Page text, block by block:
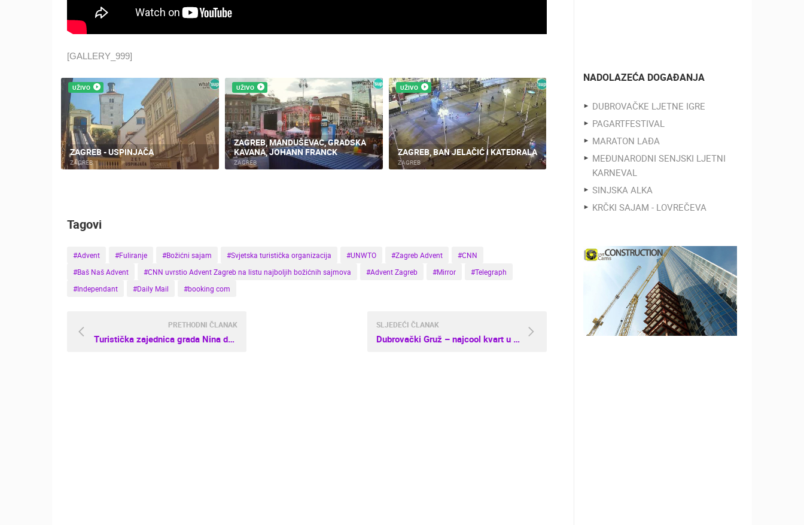
[GALLERY_999]
UŽIVO
ZAGREB - USPINJAČA
ZAGREB
UŽIVO
ZAGREB, MANDUŠEVAC, GRADSKA
KAVANA, JOHANN FRANCK
ZAGREB
UŽIVO
ZAGREB, BAN JELAČIĆ I KATEDRALA
ZAGREB
Tagovi
#Advent #Fuliranje #Božićni sajam #Svjetska turistička organizacija #UNWTO #Zagreb Advent
#CNN
#Baš Naš Advent
#CNN uvrstio Advent Zagreb na listu najboljih božićnih sajmova #Advent Zagreb #Mirror
#Telegraph
#Independant
#Daily Mail #booking com
PRETHODNI ČLANAK
Turistička zajednica grada Nina dobitnik je prestižne nagrade
SLJEDEĆI ČLANAK
Dubrovački Gruž – najcool kvart u Europi
NADOLAZEĆA DOGAĐANJA
DUBROVAČKE LJETNE IGRE
PAGARTFESTIVAL
MARATON LAĐA
MEĐUNARODNI SENJSKI LJETNI
KARNEVAL
SINJSKA ALKA
KRČKI SAJAM - LOVREČEVA